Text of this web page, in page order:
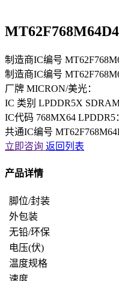
制造商IC编号
制造商IC编号
厂牌 MICRON/美光：
IC 类别 LPDDR5X SDRAM
IC代码 768MX64 LPDDR5
共通IC编号
立即咨询 返回列表
产品详情
脚位/封装
外包装
无铅/环保
电压(伏)
温度规格
速度